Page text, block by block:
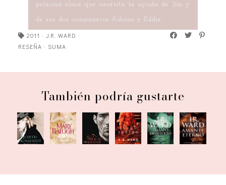
próxima alma que necesita la ayuda de Jim y
de sus dos compañeros Adrian y Eddie.
2011 · J.R. WARD ·
RESEÑA · SUMA
También podría gustarte
Pasajes
al
Cásate
conmigo
La
noche
Fuego
en el
Amante
despierto
Amante
eterno